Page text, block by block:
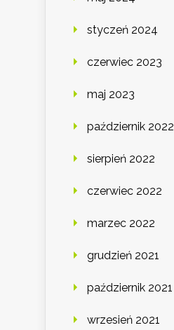
styczeń 2024
czerwiec 2023
maj 2023
październik 2022
sierpień 2022
czerwiec 2022
marzec 2022
grudzień 2021
październik 2021
wrzesień 2021